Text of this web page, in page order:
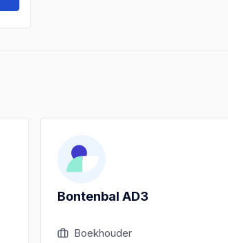
Bontenbal AD3
Boekhouder